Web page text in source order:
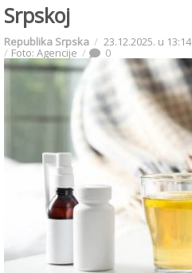
Srpskoj
Republika Srpska 23.12.2025. u 13:14
Foto: Agencije 0